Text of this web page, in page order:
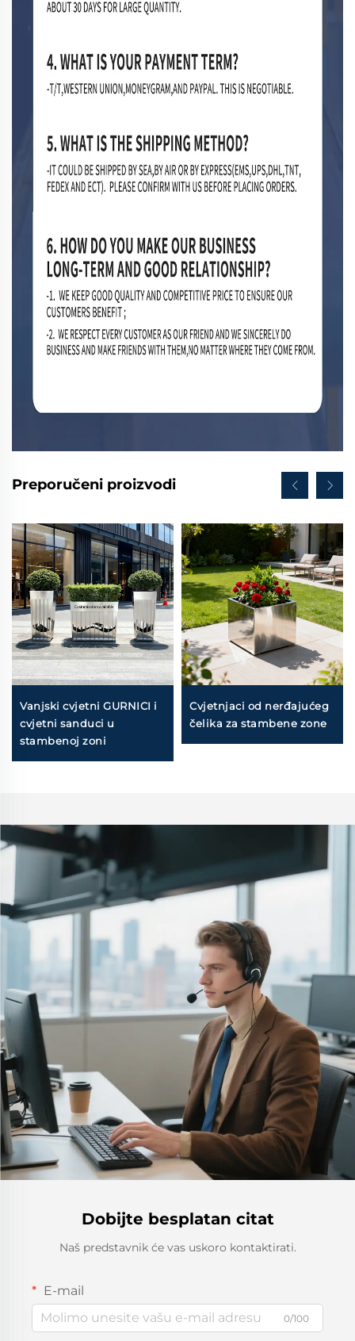
Preporučeni proizvodi
Vanjski cvjetni GURNICI i
cvjetni sanduci u
stambenoj zoni
Cvjetnjaci od nerđajućeg
čelika za stambene zone
Dobijte besplatan citat
Naš predstavnik će vas uskoro kontaktirati.
E-mail
0/100